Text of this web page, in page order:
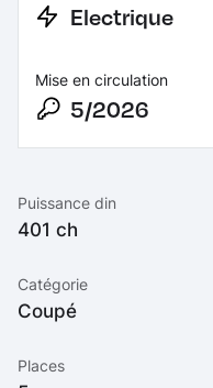
Electrique
Mise en circulation
5/2026
Puissance din
401 ch
Catégorie
Coupé
Places